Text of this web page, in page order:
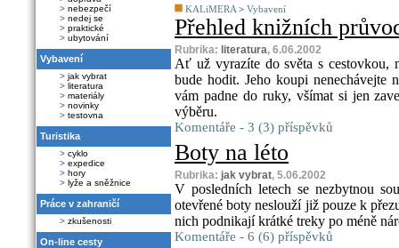
> nebezpečí
> nedej se
> praktické
> ubytování
Vybavení
> jak vybrat
> literatura
> materiály
> novinky
> testovna
Turistika
> cyklo
> expedice
> hory
> lyže a sněžnice
Práce v zahraničí
> zkušenosti
On-line cesty
KALiMERA > Vybavení
Přehled knižních
Rubrika: literatura, 6.06.2002
Ať už vyrazíte do světa s cestovkou,
bude hodit. Jeho koupi
vám padne do ruky, všímat si jen
výběru.
Komentáře - 3 (3) příspěvků
Boty na léto
Rubrika: jak vybrat, 5.06.2002
V posledních letech se nezbytnou
otevřené boty neslouží již pouze k
nich podnikají krátké treky po méně
Komentáře - 6 (6) příspěvků